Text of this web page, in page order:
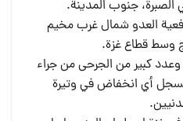
جنوب المدينة.
العدو شمال غرب مخيم
وسط قطاع غزة.
كبير من الجرحى من جراء
يسجل أي انخفاض في وتيرة